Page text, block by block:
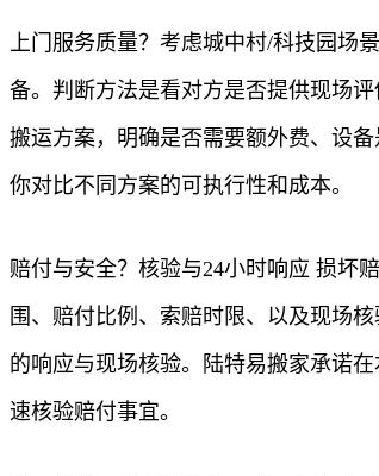
上门服务质量？考虑城中村/科技园
备。判断方法是看对方是否提供现场
搬运方案，明确是否需要额外费、设
你对比不同方案的可执行性和成本。
赔付与安全？核验与24小时响应 损坏
围、赔付比例、索赔时限、以及现场
的响应与现场核验。陆特易搬家承诺
速核验赔付事宜。